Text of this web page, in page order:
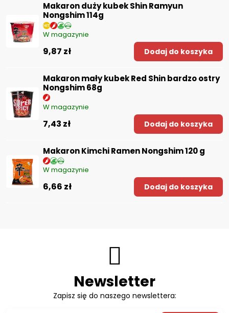
Makaron duży kubek Shin Ramyun
Nongshim 114g
W magazynie
9,87 zł Dodaj do koszyka
Makaron mały kubek Red Shin bardzo ostry
Nongshim 68g
W magazynie
7,43 zł Dodaj do koszyka
Makaron Kimchi Ramen Nongshim 120 g
W magazynie
6,66 zł Dodaj do koszyka
Newsletter
Zapisz się do naszego newslettera: